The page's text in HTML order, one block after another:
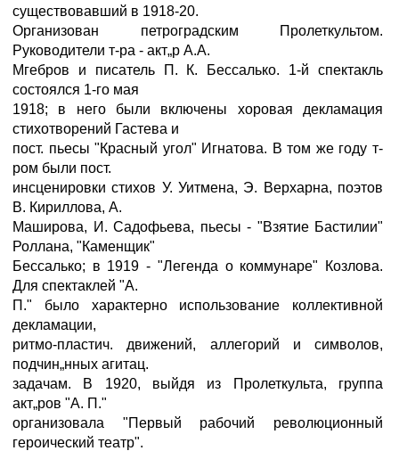
существовавший в 1918-20.
Организован петроградским Пролеткультом.
Руководители т-ра - акт„р А.А.
Мгебров и писатель П. К. Бессалько. 1-й спектакль
состоялся 1-го мая
1918; в него были включены хоровая декламация
стихотворений Гастева и
пост. пьесы "Красный угол" Игнатова. В том же году т-
ром были пост.
инсценировки стихов У. Уитмена, Э. Верхарна, поэтов
В. Кириллова, А.
Маширова, И. Садофьева, пьесы - "Взятие Бастилии"
Роллана, "Каменщик"
Бессалько; в 1919 - "Легенда о коммунаре" Козлова.
Для спектаклей "А.
П." было характерно использование коллективной
декламации,
ритмо-пластич. движений, аллегорий и символов,
подчин„нных агитац.
задачам. В 1920, выйдя из Пролеткульта, группа
акт„ров "А. П."
организовала "Первый рабочий революционный
героический театр".